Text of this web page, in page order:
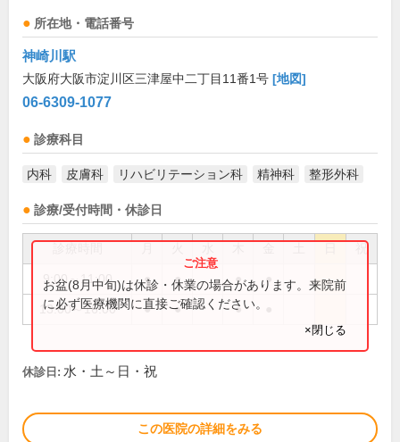
所在地・電話番号
神崎川駅
大阪府大阪市淀川区三津屋中二丁目11番1号 [地図]
06-6309-1077
診療科目
内科 皮膚科 リハビリテーション科 精神科 整形外科
診療/受付時間・休診日
祝
9:00～11:00 ● ● ● ●
13:00～16:00 ● ● ●
お盆(8月中旬)は休診・休業の場合があります。来院前
に必ず医療機関に直接ご確認ください。
×閉じる
休診日: 水・土～日・祝
この医院の詳細をみる